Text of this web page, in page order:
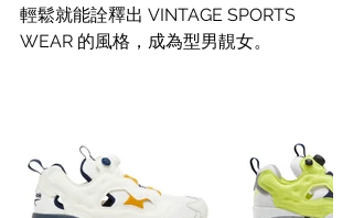
輕鬆就能詮釋出 VINTAGE SPORTS
WEAR 的風格，成為型男靚女。